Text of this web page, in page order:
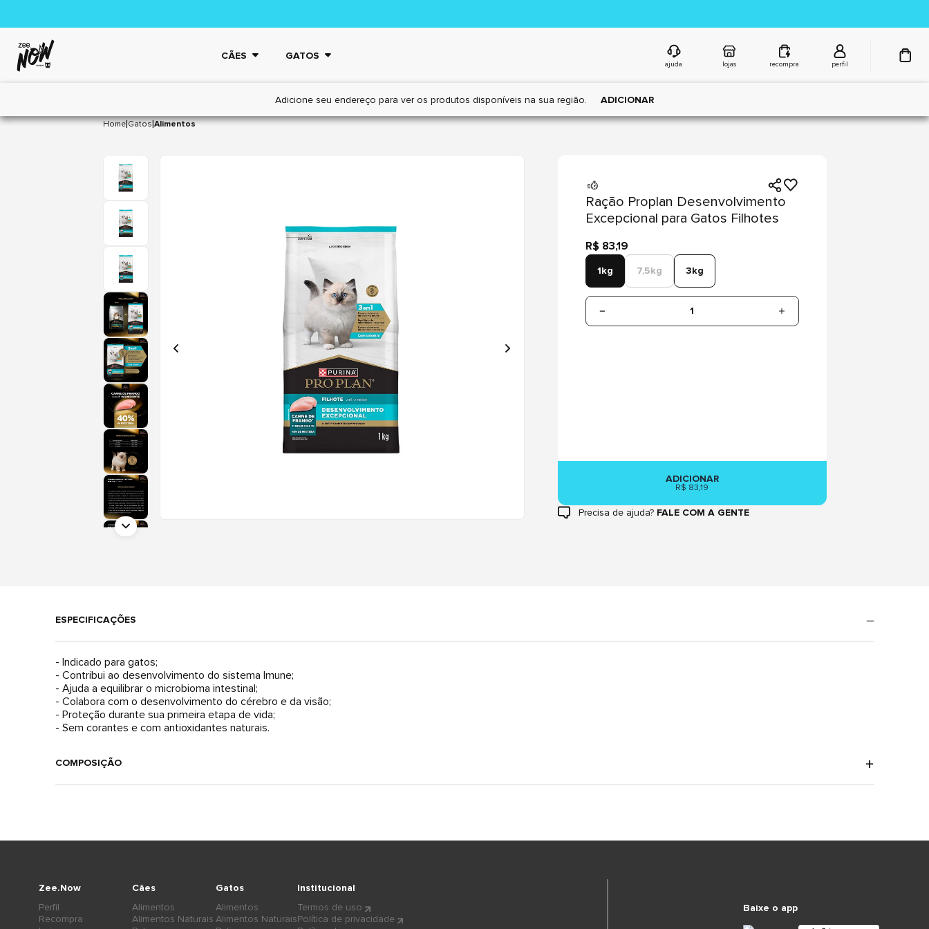
CÃES GATOS
ajuda lojas recompra perfil
Adicione seu endereço para ver os produtos disponíveis na sua região. ADICIONAR
Home|Gatos|Alimentos
Ração Proplan Desenvolvimento
Excepcional para Gatos Filhotes
R$ 83,19
1kg 7,5kg 3kg
1
ADICIONAR
R$ 83,19
Precisa de ajuda? FALE COM A GENTE
ESPECIFICAÇÕES
- Indicado para gatos;
- Contribui ao desenvolvimento do sistema Imune;
- Ajuda a equilibrar o microbioma intestinal;
- Colabora com o desenvolvimento do cérebro e da visão;
- Proteção durante sua primeira etapa de vida;
COMPOSIÇÃO
Cães
Alimentos
Alimentos Naturais
Gatos
Alimentos
Alimentos Naturais
Zee.Now
Perfil
Recompra
Institucional
Termos de uso
Política de privacidade
Baixe o app